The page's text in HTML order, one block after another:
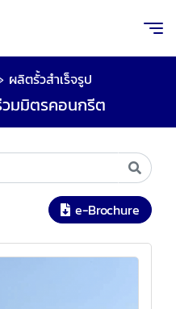
ผลิตรั้วสำเร็จรูป
มมิตรคอนกรีต
e-Brochure